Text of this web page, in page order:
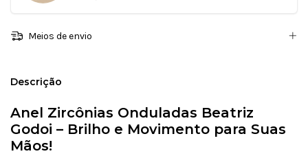
Meios de envio
Descrição
Anel Zircônias Onduladas Beatriz
Godoi – Brilho e Movimento para Suas
Mãos!